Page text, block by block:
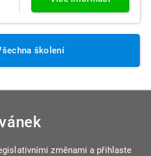
školení
změnami a přihlaste